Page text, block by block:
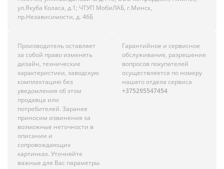
ул.Якуба Коласа, д.1; ЧТУП МобиЛАБ, г.Минск,
пр.Независимости, д. 46Б
Производитель оставляет
за собой право изменять
дизайн, технические
характеристики, заводскую
комплектацию без
уведомления об этом
продавца или
потребителей. Заранее
приносим извинения за
возможные неточности в
описании и
сопровождающих
картинках. Уточняйте
важные для Вас параметры
Гарантийное и сервисное
обслуживание, разрешение
вопросов покупателей
осуществляется по номеру
нашего отдела сервиса
+375295547454